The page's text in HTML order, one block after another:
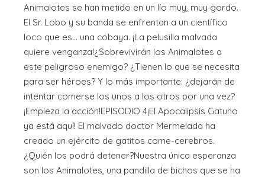
Animalotes se han metido en un lío muy, muy gordo.
El Sr. Lobo y su banda se enfrentan a un científico
loco que es... una cobaya. ¡La pelusilla malvada
quiere venganza!¿Sobrevivirán los Animalotes a
este peligroso enemigo? ¿Tienen lo que se necesita
para ser héroes? Y lo más importante: ¿dejarán de
intentar comerse los unos a los otros por una vez?
¡Empieza la acción!EPISODIO 4¡El Apocalipsis Gatuno
ya está aquí! El malvado doctor Mermelada ha
creado un ejército de gatitos come-cerebros.
¿Quién los podrá detener?Nuestra única esperanza
son los Animalotes, una pandilla de bichos que se ha